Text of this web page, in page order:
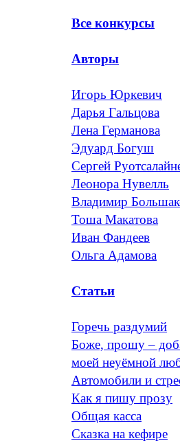
Все конкурсы
Авторы
Игорь Юркевич
Дарья Гальцова
Лена Германова
Эдуард Богуш
Сергей
Леонора Нувелль
Владимир
Тоша Макатова
Иван Фандеев
Ольга Адамова
Статьи
Горечь раздумий
Боже, прошу –
моей неуёмной
Автомобили и
Как я пишу прозу
Общая касса
Сказка на кефире